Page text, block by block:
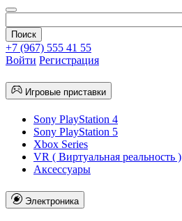
+7 (967) 555 41 55
Войти Регистрация
Игровые приставки
Sony PlayStation 4
Sony PlayStation 5
Xbox Series
VR ( Виртуальная реальность )
Аксессуары
Электроника